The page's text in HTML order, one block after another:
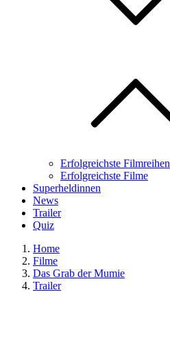
Erfolgreichste Filmreihen
Erfolgreichste Filme
Superheldinnen
News
Trailer
Quiz
Home
Filme
Das Grab der Mumie
Trailer